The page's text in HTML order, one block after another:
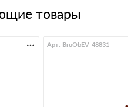
товары
Арт. BruObEV-48831